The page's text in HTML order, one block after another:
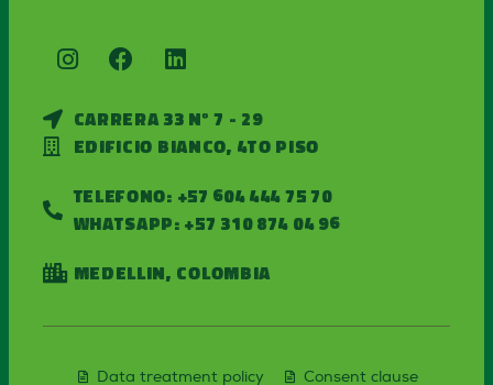
Carrera 33 Nº 7 - 29
Edificio Bianco, 4to piso
Telefono: +57 604 444 75 70
whatsapp: +57 310 874 04 96
Medellin, Colombia
Data treatment policy Consent clause